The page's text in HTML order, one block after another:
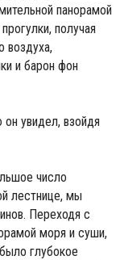
панорамой
получая
воздуха,
и барон фон
увидел, взойдя
число
лестнице, мы
Переходя с
моря и суши,
глубокое